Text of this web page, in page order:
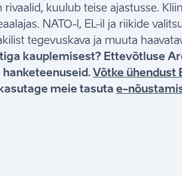
rivaalid, kuulub teise ajastusse.
NATO-l, EL-il ja riikide
tegevuskava ja muuta
kauplemisest? Ettevõtluse
Võtke ühendust
meie tasuta e-